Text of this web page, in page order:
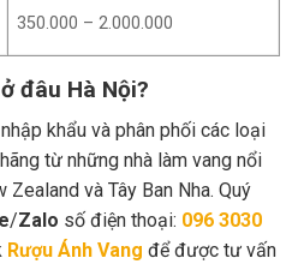
350.000 – 2.000.000
đâu Hà Nội?
khẩu và phân phối các loại
từ những nhà làm vang nổi
Zealand và Tây Ban Nha. Quý
/Zalo số điện thoại: 096 3030
Rượu Ánh Vang để được tư vấn